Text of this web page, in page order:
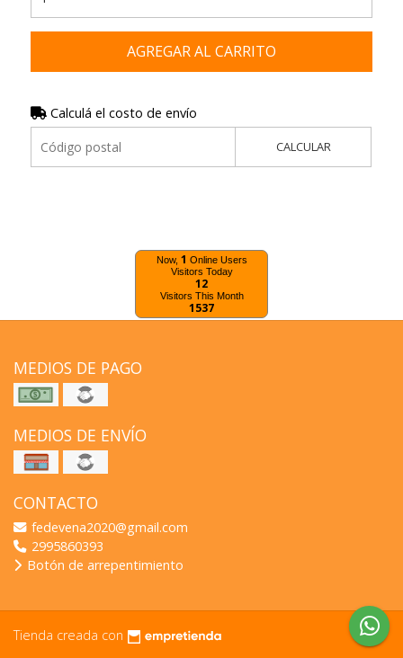
AGREGAR AL CARRITO
Calculá el costo de envío
CALCULAR
Now, 1 Online Users
Visitors Today
12
Visitors This Month
1537
MEDIOS DE PAGO
MEDIOS DE ENVÍO
CONTACTO
fedevena2020@gmail.com
2995860393
Botón de arrepentimiento
Tienda creada con